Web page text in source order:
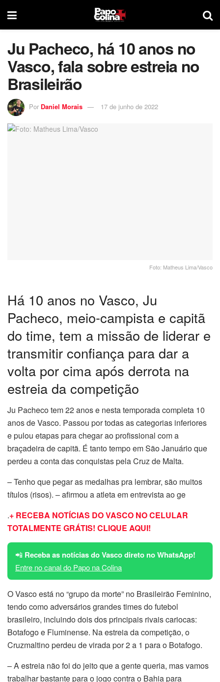
Ju Pacheco, há 10 anos no
Vasco, fala sobre estreia no
Brasileirão
Por Daniel Morais 17 de junho de 2022
Foto: Matheus Lima/Vasco
Há 10 anos no Vasco, Ju
Pacheco, meio-campista e capitã
do time, tem a missão de liderar e
transmitir confiança para dar a
volta por cima após derrota na
estreia da competição
Ju Pacheco tem 22 anos e nesta temporada completa 10
anos de Vasco. Passou por todas as categorias inferiores
e pulou etapas para chegar ao profissional com a
braçadeira de capitã. É tanto tempo em São Januário que
perdeu a conta das conquistas pela Cruz de Malta.
– Tenho que pegar as medalhas pra lembrar, são muitos
títulos (risos). – afirmou a atleta em entrevista ao ge
.+ RECEBA NOTÍCIAS DO VASCO NO CELULAR
TOTALMENTE GRÁTIS! CLIQUE AQUI!
📲 Receba as notícias do Vasco direto no WhatsApp!
Entre no canal do Papo na Colina
O Vasco está no “grupo da morte” no Brasileirão Feminino,
tendo como adversários grandes times do futebol
brasileiro, incluindo dois dos principais rivais cariocas:
Botafogo e Fluminense. Na estreia da competição, o
Cruzmaltino perdeu de virada por 2 a 1 para o Botafogo.
– A estreia não foi do jeito que a gente queria, mas vamos
trabalhar bastante para o jogo contra o Bahia para